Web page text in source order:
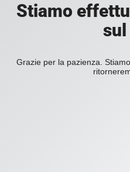
Stiamo
Grazie per la pazienza.